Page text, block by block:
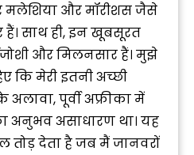
मलेशिया और मॉरीशस जैसे
हैं। साथ ही, इन खूबसूरत
और मिलनसार हैं। मुझे
कि मेरी इतनी अच्छी
पूर्वी अफ्रीका में
अनुभव असाधारण था। यह
तोड़ देता है जब मैं जानवरों